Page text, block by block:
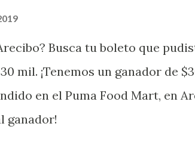
Busca tu boleto que
mil. ¡Tenemos un ganador de
en el Puma Food Mart, en
ganador!